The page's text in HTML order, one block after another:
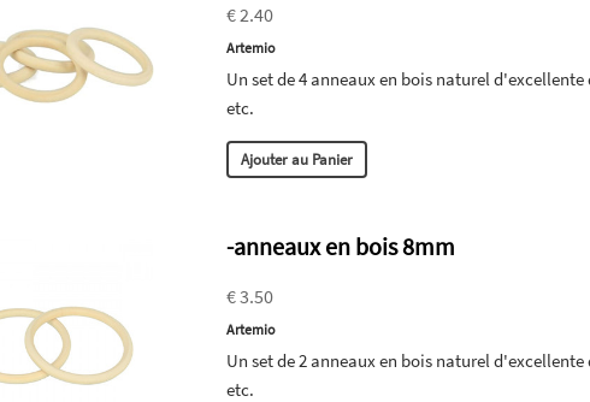
€ 2.40
Artemio
Un set de 4 anneaux en bois naturel
etc.
Ajouter au Panier
-anneaux en bois 8mm
€ 3.50
Artemio
Un set de 2 anneaux en bois naturel
etc.